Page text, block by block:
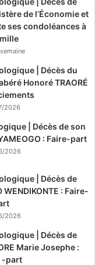
de l’Économie et
ses condoléances à
| Décès du
Honoré TRAORÉ
2026
| Décès de son
: Faire-part
2026
| Décès de
WENDIKONTE : Faire-
2026
| Décès de
Marie Josephe :
-part